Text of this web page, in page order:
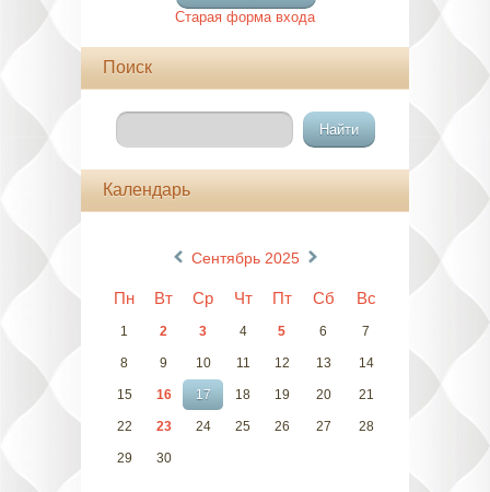
Старая форма входа
Поиск
Календарь
« Сентябрь 2025 »
Пн Вт Ср Чт Пт Сб Вс
1 2 3 4 5 6 7
8 9 10 11 12 13 14
15 16 17 18 19 20 21
22 23 24 25 26 27 28
29 30